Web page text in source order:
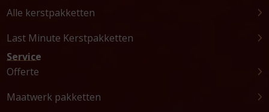
Alle kerstpakketten
Last Minute Kerstpakketten
Service
Offerte
Maatwerk pakketten